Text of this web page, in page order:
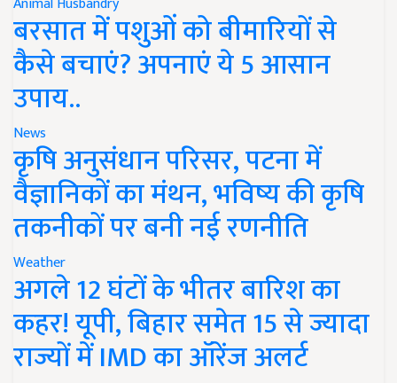
बरसात में पशुओं को बीमारियों से
कैसे बचाएं? अपनाएं ये 5 आसान
उपाय..
News
कृषि अनुसंधान परिसर, पटना में
वैज्ञानिकों का मंथन, भविष्य की कृषि
तकनीकों पर बनी नई रणनीति
Weather
अगले 12 घंटों के भीतर बारिश का
कहर! यूपी, बिहार समेत 15 से ज्यादा
राज्यों में IMD का ऑरेंज अलर्ट